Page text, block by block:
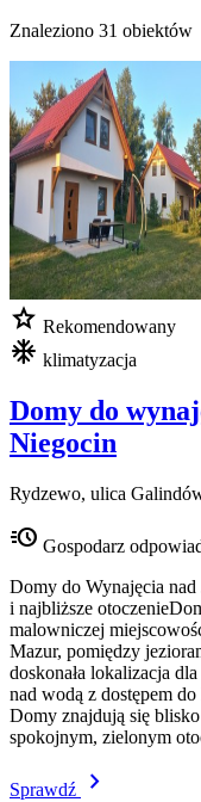
Znaleziono 31 obiektów
star Rekomendowany
mode_cool klimatyzacja
Domy do
Niegocin
Rydzewo, ulica
acute Gospodarz
Domy do Wynajęcia
i najbliższe
malowniczej
Mazur, pomiędzy
doskonała lokalizacja
nad wodą z dostępem
Domy znajdują się
spokojnym, zielonym
Sprawdź chevron_right